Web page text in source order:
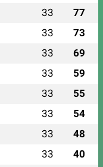
33 77
33 73
33 69
33 59
33 55
33 54
33 48
33 40